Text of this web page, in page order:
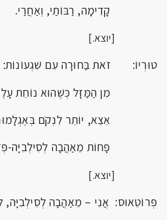
קָדִימָה, רַבּוֹתַי, וְאַחֲרַי.
[יוצא.]
טוּרְיוֹ: זֹאת בַּחוּרָה עִם שִׁגְעוֹנוֹת:
מִן הַמַּזָּל כְּשֶׁהוּא נוֹחֵת
אֵצֵא, יוֹתֵר לִנְקֹם
פָּחוֹת מֵאַהֲבָה לְסִילְבִיָּה-
[יוצא.]
פְּרוֹטֵאוּס: אֲנִי – מֵאַהֲבָה לְסִילְבִיָּה,